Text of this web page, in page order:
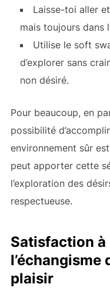
Laisse-toi aller
mais toujours dans
Utilise le soft
d’explorer sans
non désiré.
Pour beaucoup, en
possibilité
environnement sûr
peut apporter cette
l’exploration des
respectueuse.
Satisfaction à
l’échangisme
plaisir